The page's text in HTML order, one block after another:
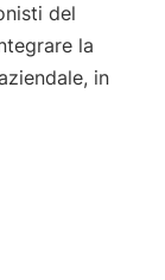
del
la
in